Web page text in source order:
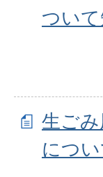
ついて
生ご
につい